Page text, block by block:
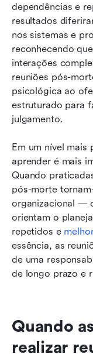
dependências e
resultados
nos sistemas e
reconhecendo
interações
reuniões pós-
psicológica ao
estruturado para
julgamento.
Em um nível mais
aprender é mais
Quando
pós-morte
organizacional —
orientam o
repetidos e
essência, as
de uma
de longo prazo e
Quando
realizar